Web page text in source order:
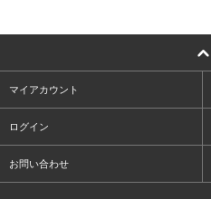
マイアカウント
ログイン
お問い合わせ